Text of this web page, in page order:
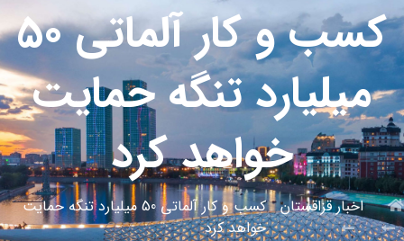
کسب و کار آلماتی 50
میلیارد تنگه حمایت
خواهد کرد
اخبار قزاقستان
کسب و کار آلماتی 50 میلیارد تنگه حمایت
خواهد کرد